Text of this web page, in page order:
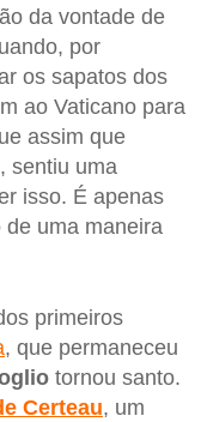
da vontade de
por
os sapatos dos
ao Vaticano para
assim que
sentiu uma
isso. É apenas
uma maneira
primeiros
, que permaneceu
tornou santo.
Certeau, um